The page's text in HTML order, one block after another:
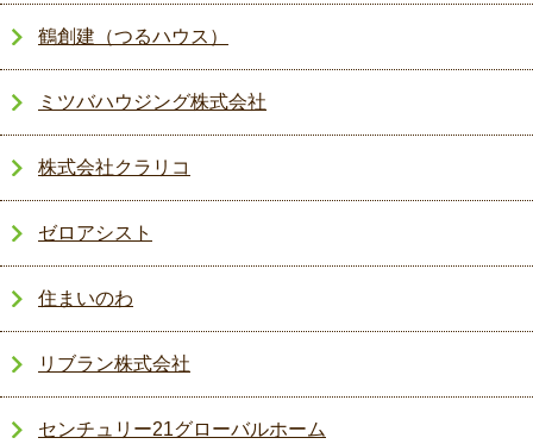
鶴創建（つるハウス）
ミツバハウジング株式会社
株式会社クラリコ
ゼロアシスト
住まいのわ
リブラン株式会社
センチュリー21グローバルホーム